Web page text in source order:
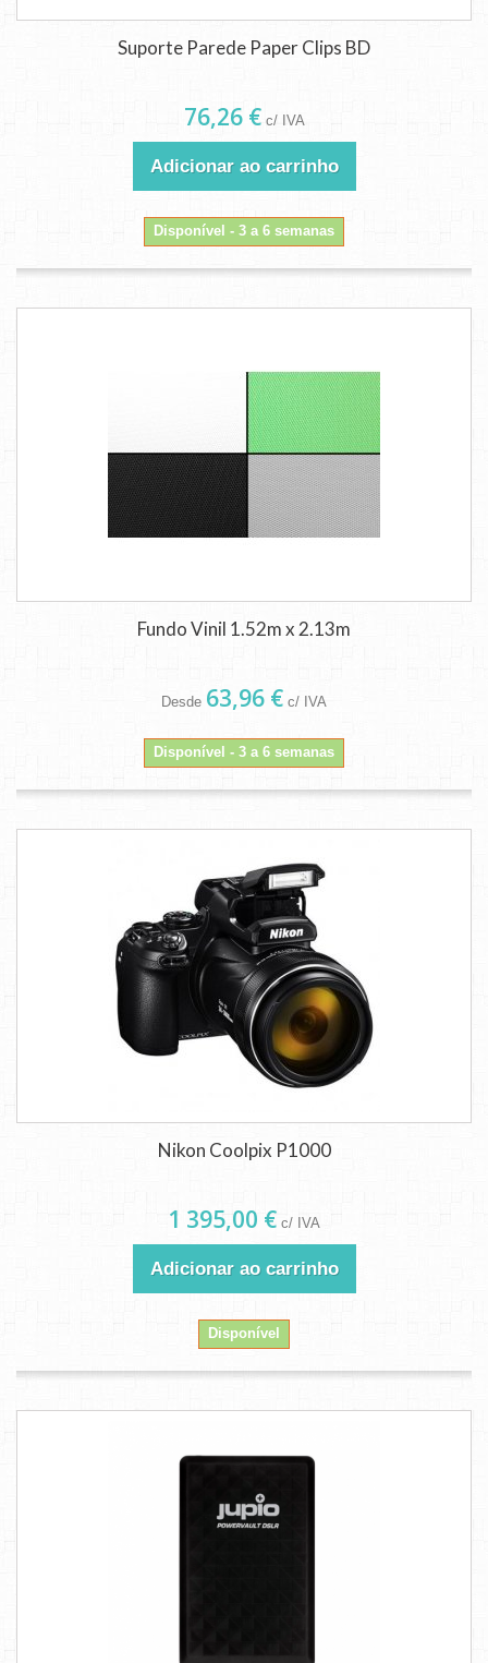
Suporte Parede Paper Clips BD
76,26 € c/ IVA
Adicionar ao carrinho
Disponível - 3 a 6 semanas
Fundo Vinil 1.52m x 2.13m
Desde 63,96 € c/ IVA
Disponível - 3 a 6 semanas
Nikon Coolpix P1000
1 395,00 € c/ IVA
Adicionar ao carrinho
Disponível